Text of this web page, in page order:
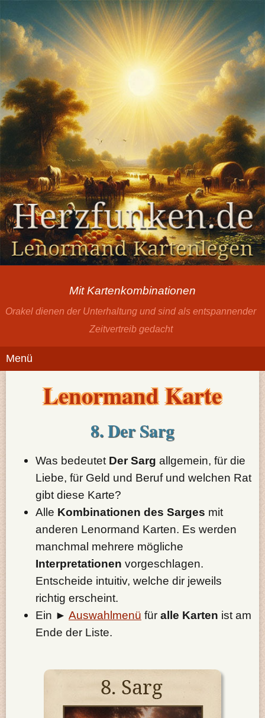
Lenormand Karte
8. Der Sarg
Was bedeutet Der Sarg allgemein, für die
Liebe, für Geld und Beruf und welchen Rat
gibt diese Karte?
Alle Kombinationen des Sarges mit
anderen Lenormand Karten. Es werden
manchmal mehrere mögliche
Interpretationen vorgeschlagen.
Entscheide intuitiv, welche dir jeweils
richtig erscheint.
Ein ► Auswahlmenü für alle Karten ist am
Ende der Liste.
Mit Kartenkombinationen
Orakel dienen der Unterhaltung und sind als entspannender
Zeitvertreib gedacht
Menü